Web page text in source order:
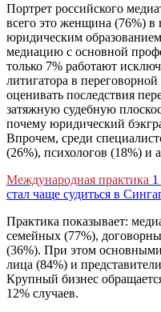
Портрет российского
всего это женщина (76%) в
юридическим
медиацию с основной
только 7% работают
литигатора в
оценивать последствия
затяжную судебную
почему юридический
Впрочем, среди
(26%), психологов (18%) и
Международная практика
стал чаще судиться в
Практика показывает:
семейных (77%),
(36%). При этом
лица (84%) и
Крупный бизнес
12% случаев.